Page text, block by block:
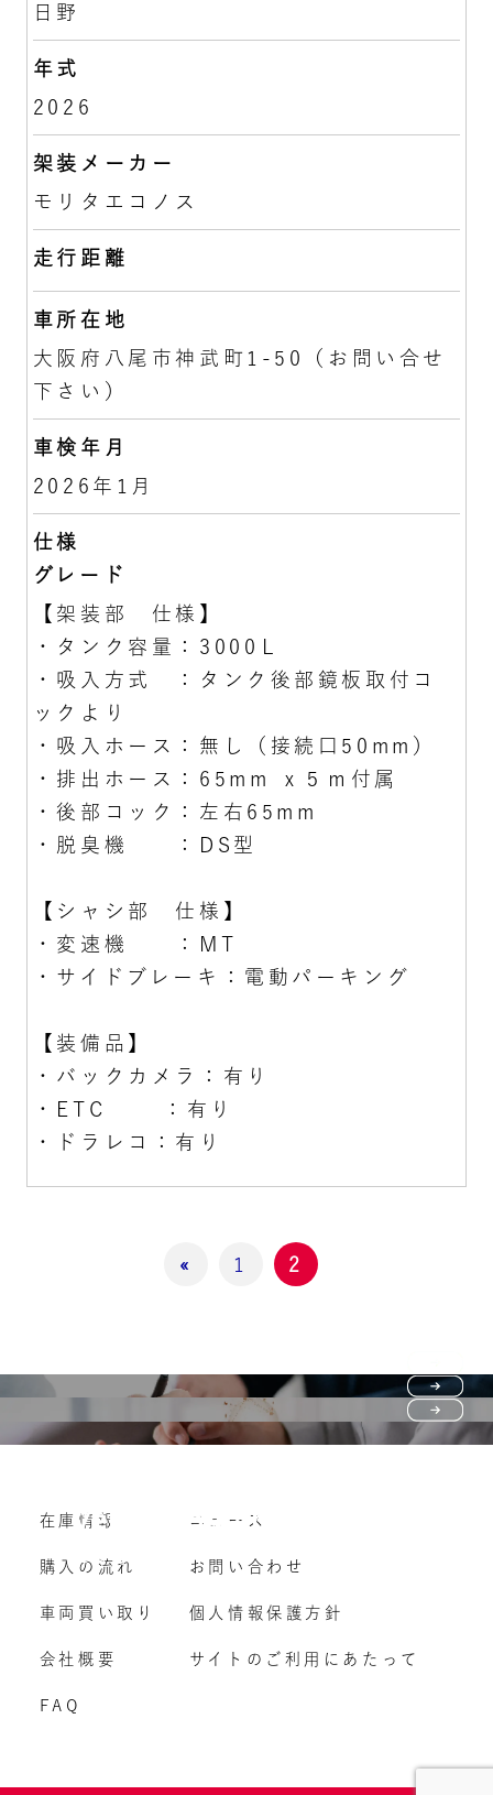
日野
年式
2026
架装メーカー
モリタエコノス
走行距離
車所在地
大阪府八尾市神武町1-50（お問い合せ
下さい）
車検年月
2026年1月
仕様
グレード
【架装部 仕様】
・タンク容量：3000Ｌ
・吸入方式 ：タンク後部鏡板取付コ
ックより
・吸入ホース：無し（接続口50mm）
・排出ホース：65mm ｘ５ｍ付属
・後部コック：左右65mm
・脱臭機 ：DS型
【シャシ部 仕様】
・変速機 ：MT
・サイドブレーキ：電動パーキング
【装備品】
・バックカメラ：有り
・ETC ：有り
・ドラレコ：有り
« 1 2
購入の流れ
よくいただくご質問
Vehicle purchase
車両買い取り
在庫情報
購入の流れ
車両買い取り
会社概要
FAQ
ニュース
お問い合わせ
個人情報保護方針
サイトのご利用にあたって